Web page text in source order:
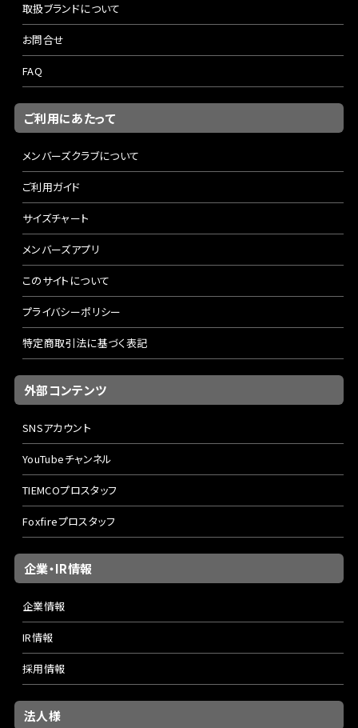
取扱ブランドについて
お問合せ
FAQ
ご利用にあたって
メンバーズクラブについて
ご利用ガイド
サイズチャート
メンバーズアプリ
このサイトについて
プライバシーポリシー
特定商取引法に基づく表記
外部コンテンツ
SNSアカウント
YouTubeチャンネル
TIEMCOプロスタッフ
Foxfireプロスタッフ
企業・IR情報
企業情報
IR情報
採用情報
法人様